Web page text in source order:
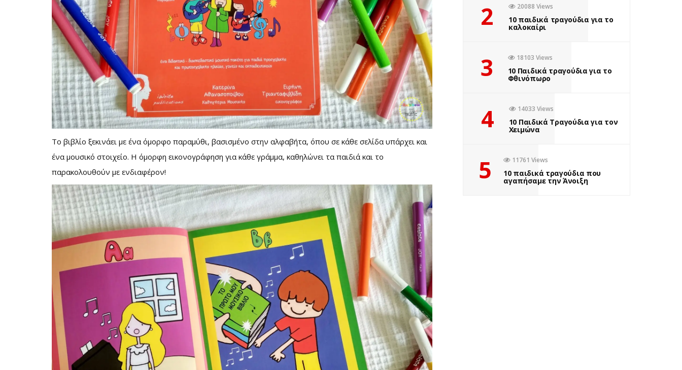
Το βιβλίο ξεκινάει με ένα όμορφο παραμύθι, βασισμένο στην αλφαβήτα, όπου σε κάθε σελίδα υπάρχει και
ένα μουσικό στοιχείο. Η όμορφη εικονογράφηση για κάθε γράμμα, καθηλώνει τα παιδιά και το
παρακολουθούν με ενδιαφέρον!
2 20088 Views
10 παιδικά τραγούδια για το
καλοκαίρι
3 18103 Views
10 Παιδικά τραγούδια για το
Φθινόπωρο
4 14033 Views
10 Παιδικά Τραγούδια για τον
Χειμώνα
5 11761 Views
10 παιδικά τραγούδια που
αγαπήσαμε την Άνοιξη